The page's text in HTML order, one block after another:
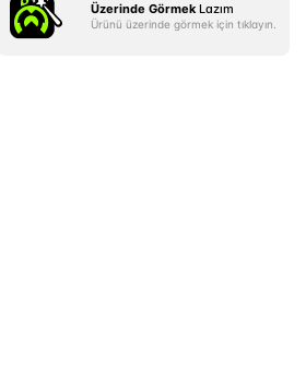
Üzerinde Görmek Lazım
Ürünü üzerinde görmek için tıklayın.